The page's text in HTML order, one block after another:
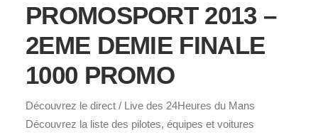
PROMOSPORT 2013 –
2EME DEMIE FINALE
1000 PROMO
Découvrez le direct / Live des 24Heures du Mans
Découvrez la liste des pilotes, équipes et voitures